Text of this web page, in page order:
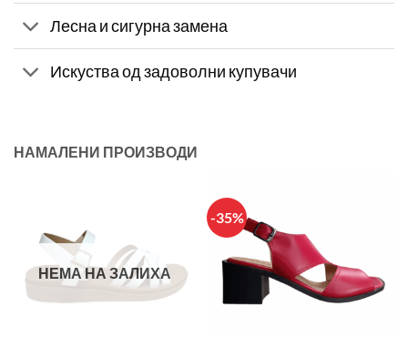
Лесна и сигурна замена
Искуства од задоволни купувачи
НАМАЛЕНИ ПРОИЗВОДИ
НЕМА НА ЗАЛИХА
-35%